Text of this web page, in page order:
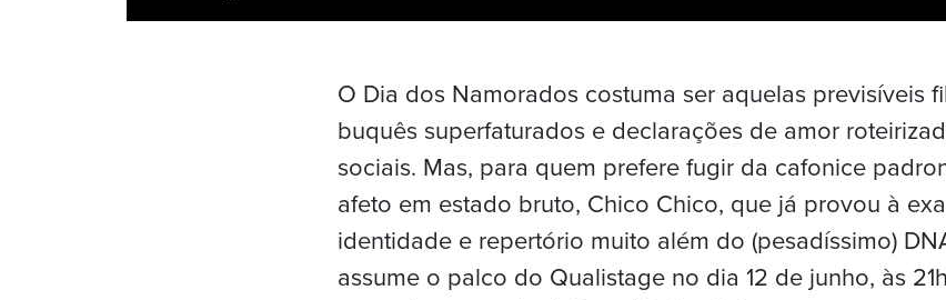
O Dia dos Namorados costuma ser aquelas previsíveis
buquês superfaturados e declarações de amor
sociais. Mas, para quem prefere fugir da cafonice
afeto em estado bruto, Chico Chico, que já provou à
identidade e repertório muito além do (pesadíssimo)
assume o palco do Qualistage no dia 12 de junho, às